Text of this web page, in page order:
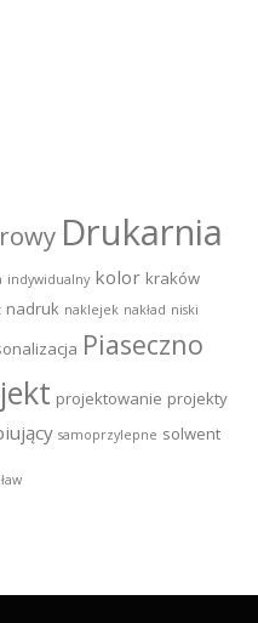
Drukarnia
indywidualny kolor kraków
nadruk naklejek nakład niski
Piaseczno
projektowanie projekty
samoprzylepne solwent